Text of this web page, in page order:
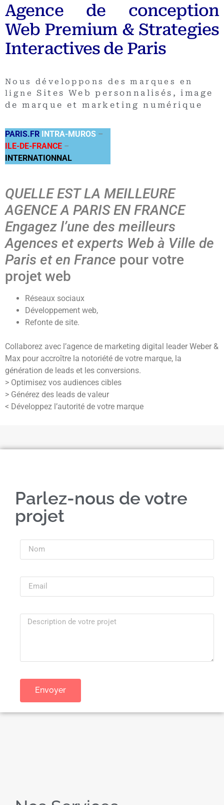
Agence de conception
Web Premium & Strategies
Interactives de Paris
Nous développons des marques en
ligne Sites Web personnalisés, image
de marque et marketing numérique
PARIS.FR INTRA-MUROS –
ILE-DE-FRANCE –
INTERNATIONNAL
QUELLE EST LA MEILLEURE
AGENCE A PARIS EN FRANCE
Engagez l’une des meilleurs
Agences et experts Web à Ville de
Paris et en France pour votre
projet web
Réseaux sociaux
Développement web,
Refonte de site.
Collaborez avec l’agence de marketing digital leader Weber &
Max pour accroître la notoriété de votre marque, la
génération de leads et les conversions.
> Optimisez vos audiences cibles
> Générez des leads de valeur
< Développez l’autorité de votre marque
Parlez-nous de votre
projet
Envoyer